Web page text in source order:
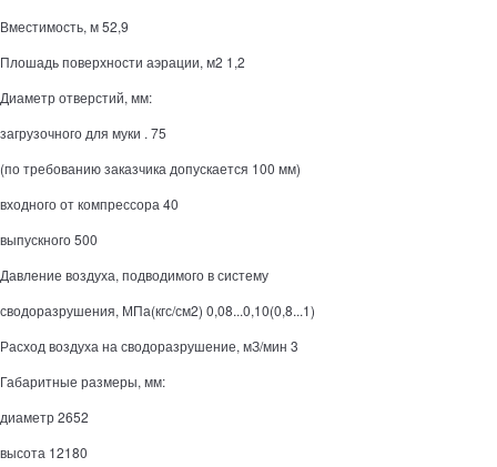
Вместимость, м 52,9
Плошадь поверхности аэрации, м2 1,2
Диаметр отверстий, мм:
загрузочного для муки . 75
(по требованию заказчика допускается 100 мм)
входного от компрессора 40
выпускного 500
Давление воздуха, подводимого в систему
сводоразрушения, МПа(кгс/см2) 0,08...0,10(0,8...1)
Расход воздуха на сводоразрушение, мЗ/мин 3
Габаритные размеры, мм:
диаметр 2652
высота 12180